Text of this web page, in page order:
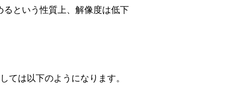
という性質上、解像度は低下
ては以下のようになります。